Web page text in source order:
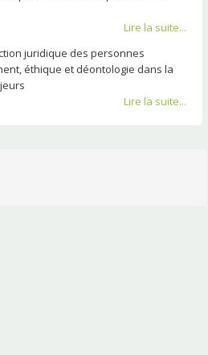
Lire la suite...
juridique des personnes
éthique et déontologie dans la
Lire la suite...